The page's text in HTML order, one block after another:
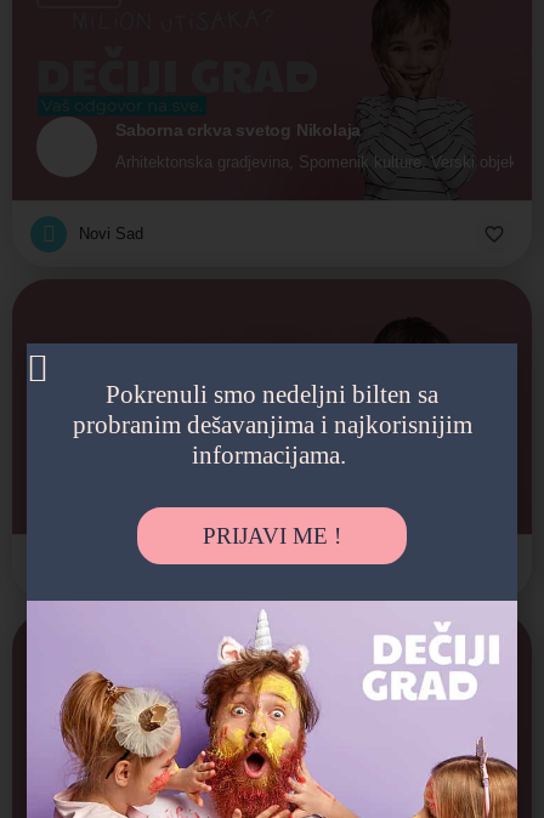
Saborna crkva svetog Nikolaja
Arhitektonska gradjevina, Spomenik kulture, Verski objekti
Novi Sad
Patrijaršijski dvor
Planetarijum
Pokrenuli smo nedeljni bilten sa
probranim dešavanjima i najkorisnijim
informacijama.
PRIJAVI ME !